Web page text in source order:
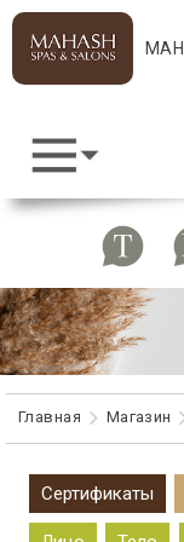
Главная Maгазин
Сертификаты